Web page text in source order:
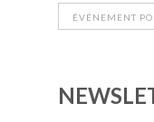
ÉVÉNEMENT